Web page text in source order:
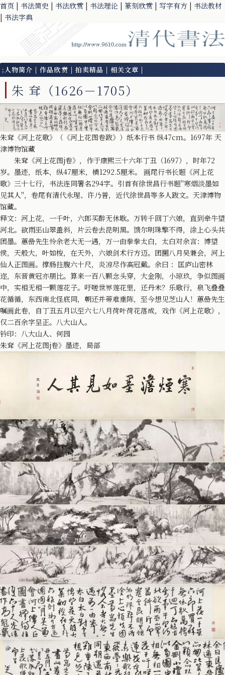
首页 | 书法简史 | 书法欣赏 | 书法理论 | 篆刻欣赏 | 写字有方 | 书法教材
| 书法字典
;人物简介 |作品欣赏 | 拍卖精品 | 相关文章 |
朱 耷（1626－1705）
朱耷《河上花歌》（《河上花图卷跋》）纸本行书 纵47cm。1697年 天
津博物馆藏
朱耷《河上花图j卷》，作于康熙三十六年丁丑（1697），时年72
岁。墨迹，纸本，纵47厘米，横1292.5厘米。 画尾行书长题《河上花
歌》三十七行，书法连同署名294字。引首有徐世昌行书题"寒烟淡墨如
见其人"，卷尾有清代永瑆、许乃普，近代徐世昌等多人跋文。天津博物
馆藏。
释文：河上花，一千叶，六郎买醉无休歇。万转千回丁六娘，直到牵牛望
河北。欲雨巫山翠盖斜，片云卷去昆明黑。馈尔明珠擎不得，涂上心头共
团墨。蕙喦先生怜余老大无一遇，万一由拳拳太白，太白对余言：博望
侯，天般大，叶如梭，在天外，六娘剑术行方迈。团圞八月吴兼会，河上
仙人正图画。撑肠拄腹六十尺，炎凉尽作高冠戴。余曰 ：匡庐山密林
迩，东晋黄冠亦朋比。算来一百八颗念头穿，大金刚，小琼玖，争似图画
中，实相无相一颗莲花子。吁嗟世界莲花里，还丹未？乐歌行，泉飞叠叠
花循循，东西南北怪底同，朝还并蒂难重陈，至今想见芝山人！蕙喦先生
嘱画此卷，自丁丑五月以至六七八月荷叶荷花落成，戏作《河上花歌》，
仅二百余字呈正。八大山人。
钤印：八大山人、何园
朱耷《河上花图j卷》墨迹，局部